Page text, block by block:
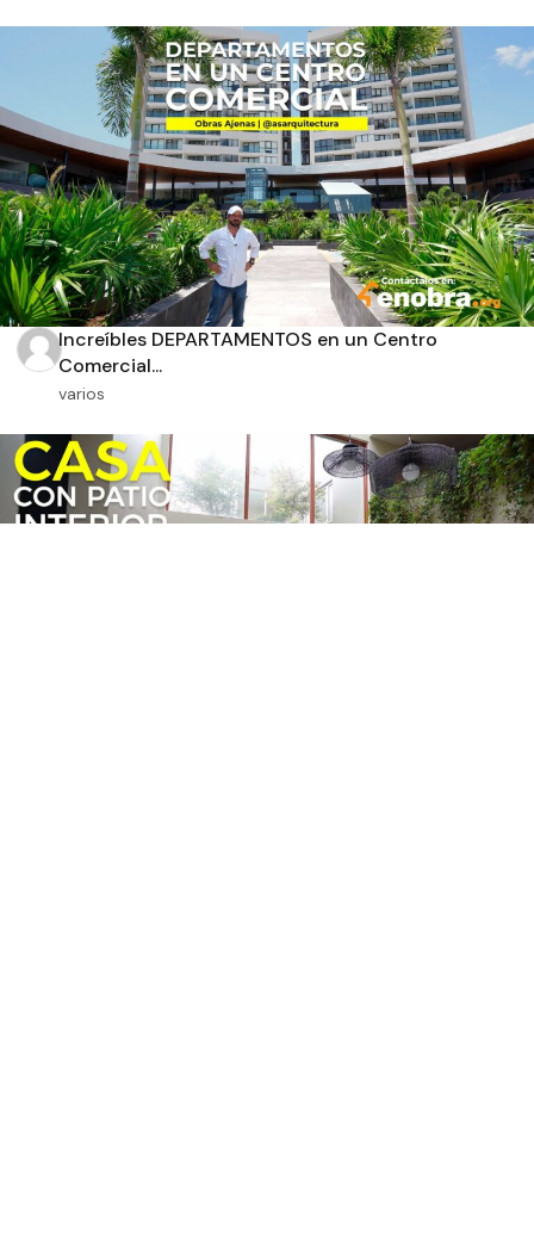
Increíbles DEPARTAMENTOS en un Centro
Comercial...
varios